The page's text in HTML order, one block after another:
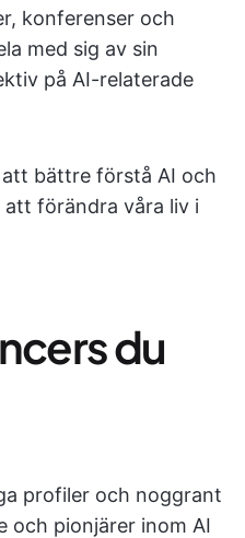
konferenser och
med sig av sin
på AI-relaterade
bättre förstå AI och
förändra våra liv i
du
profiler och noggrant
och pionjärer inom AI